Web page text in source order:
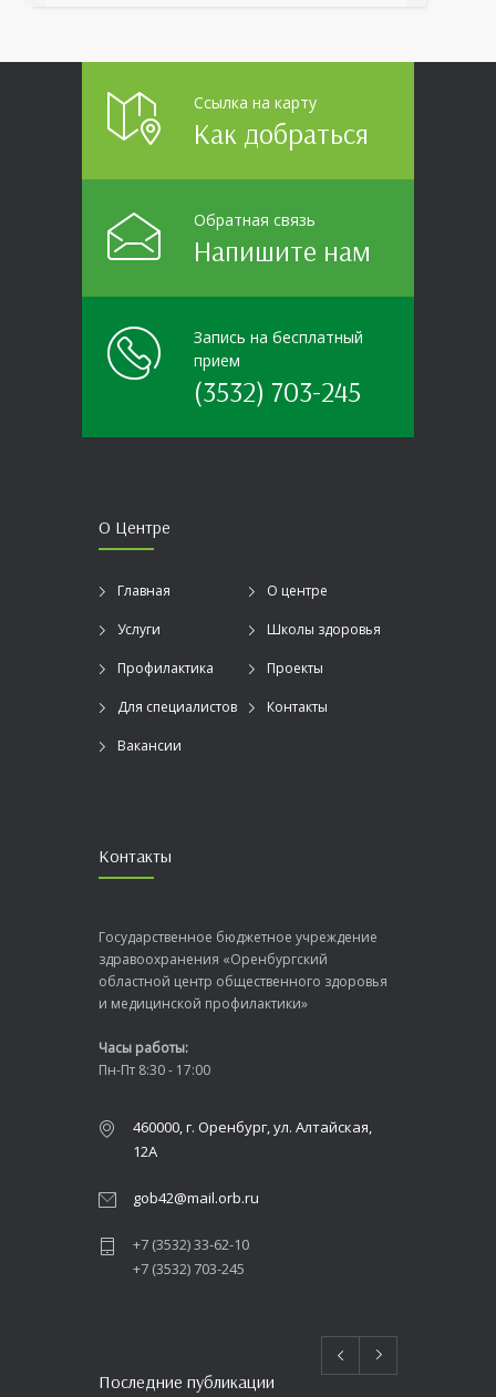
Ссылка на карту
Как добраться
Обратная связь
Напишите нам
Запись на бесплатный
прием
(3532) 703-245
О Центре
Главная О центре
Услуги Школы здоровья
Профилактика Проекты
Для специалистов Контакты
Вакансии
Контакты
Государственное бюджетное учреждение
здравоохранения «Оренбургский
областной центр общественного здоровья
и медицинской профилактики»
Часы работы:
Пн-Пт 8:30 - 17:00
460000, г. Оренбург, ул. Алтайская,
12А
gob42@mail.orb.ru
+7 (3532) 33-62-10
+7 (3532) 703-245
Последние публикации